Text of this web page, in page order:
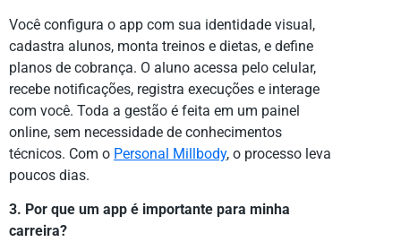
Você configura o app com sua identidade visual,
cadastra alunos, monta treinos e dietas, e define
planos de cobrança. O aluno acessa pelo celular,
recebe notificações, registra execuções e interage
com você. Toda a gestão é feita em um painel
online, sem necessidade de conhecimentos
técnicos. Com o Personal Millbody, o processo leva
poucos dias.
3. Por que um app é importante para minha
carreira?